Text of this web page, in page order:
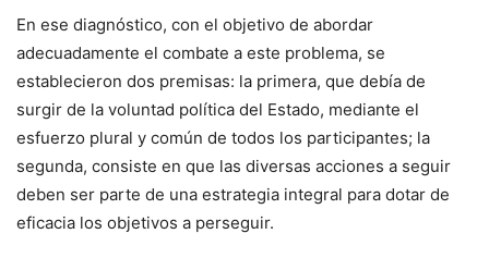
En ese diagnóstico, con el objetivo de abordar
adecuadamente el combate a este problema, se
establecieron dos premisas: la primera, que debía de
surgir de la voluntad política del Estado, mediante el
esfuerzo plural y común de todos los participantes; la
segunda, consiste en que las diversas acciones a seguir
deben ser parte de una estrategia integral para dotar de
eficacia los objetivos a perseguir.